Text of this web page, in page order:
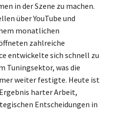
in der Szene zu machen.
über YouTube und
monatlichen
zahlreiche
entwickelte sich schnell zu
Tuningsektor, was die
weiter festigte. Heute ist
harter Arbeit,
Entscheidungen in